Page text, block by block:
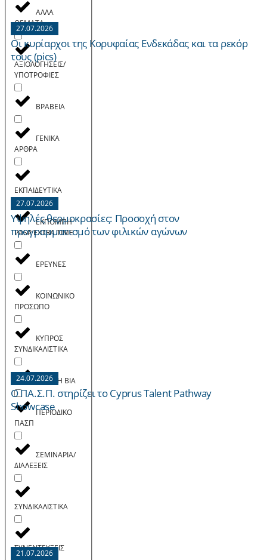
ΑΛΛΑ
ΘΕΜΑΤΑ
ΑΞΙΟΛΟΓΗΣΕΙΣ/
ΥΠΟΤΡΟΦΙΕΣ
ΒΡΑΒΕΙΑ
ΓΕΝΙΚΑ
ΑΡΘΡΑ
ΕΚΠΑΙΔΕΥΤΙΚΑ
ΕΚΠΟΜΠH
PASP EXTRA TIME
ΕΡΕΥΝΕΣ
ΚΟΙΝΩΝΙΚΟ
ΠΡΟΣΩΠΟ
ΚΥΠΡΟΣ
ΣΥΝΔΙΚΑΛΙΣΤΙΚΑ
ΟΧΙ ΣΤΗ ΒΙΑ
ΠΕΡΙΟΔΙΚΟ
ΠΑΣΠ
ΣΕΜΙΝΑΡΙΑ/
ΔΙΑΛΕΞΕΙΣ
ΣΥΝΔΙΚΑΛΙΣΤΙΚΑ
ΣΥΝΕΝΤΕΥΞΕΙΣ
27.07.2026
Οι κυρίαρχοι της Κορυφαίας Ενδεκάδας και τα ρεκόρ
τους (pics)
27.07.2026
Yψηλές θερμοκρασίες: Προσοχή στον
προγραμματισμό των φιλικών αγώνων
24.07.2026
Ο ΠΑ.Σ.Π. στηρίζει το Cyprus Talent Pathway
Showcase
21.07.2026